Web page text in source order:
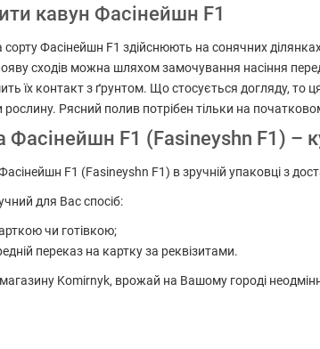
кавун Фасінейшн F1
сорту Фасінейшн F1 здійснюють на сонячних
сходів можна шляхом замочування насіння
їх контакт з ґрунтом. Що стосується догляду,
Рясний полив потрібен тільки на
Фасінейшн F1 (Fasineyshn F1) –
F1 (Fasineyshn F1) в зручній упаковці з
для Вас спосіб:
чи готівкою;
переказ на картку за реквізитами.
магазину Komirnyk, врожай на Вашому городі